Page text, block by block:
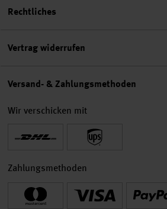
Rechtliches
Vertrag widerrufen
Versand- & Zahlungsmethoden
Wir verschicken mit
Zahlungsmethoden